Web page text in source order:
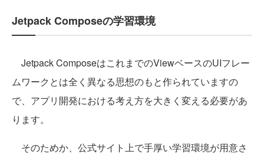
Jetpack Composeの学習環境
Jetpack ComposeはこれまでのViewベースのUIフレー
ムワークとは全く異なる思想のもと作られていますの
で、アプリ開発における考え方を大きく変える必要があ
ります。
そのためか、公式サイト上で手厚い学習環境が用意さ